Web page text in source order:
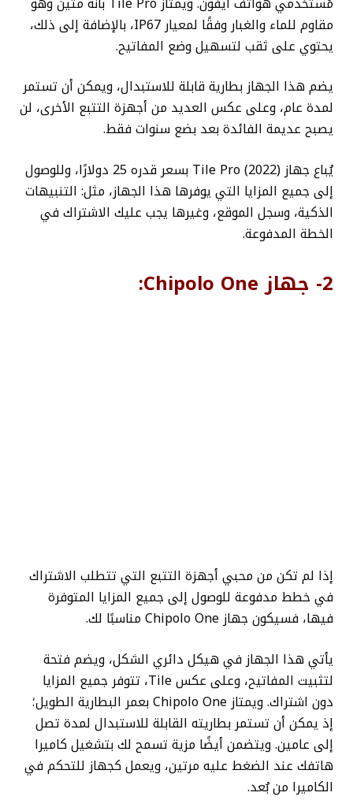
مقاوم للماء والغبار وفقًا لمعيار IP67، بالإضافة إلى ذلك،
يحتوي على ثقب لتسهيل وضع المفاتيح.
يضم هذا الجهاز بطارية قابلة للاستبدال، ويمكن أن تستمر
لمدة عام، وعلى عكس العديد من أجهزة التتبع الأخرى، لن
يصبح عديمة الفائدة بعد بضع سنوات فقط.
يُباع جهاز Tile Pro (2022) بسعر قدره 25 دولارًا، وللوصول
إلى جميع المزايا التي يوفرها هذا الجهاز، مثل: التنبيهات
الذكية، وسجل الموقع، وغيرها يجب عليك الاشتراك في
الخطة المدفوعة.
2- جهاز Chipolo One:
إذا لم تكن من محبي أجهزة التتبع التي تتطلب الاشتراك
في خطط مدفوعة للوصول إلى جميع المزايا المتوفرة
فيها، فسيكون جهاز Chipolo One مناسبًا لك.
يأتي هذا الجهاز في هيكل دائري الشكل، ويضم فتحة
لتثبيت المفاتيح، وعلى عكس Tile، تتوفر جميع المزايا
دون اشتراك. و
يمتاز Chipolo One بعمر البطارية الطويل؛
إذ يمكن أن تستمر بطاريته القابلة للاستبدال لمدة تصل
إلى عامين. ويتضمن أيضًا مزية تسمح لك بتشغيل كاميرا
هاتفك عند الضغط عليه مرتين، ويعمل كجهاز للتحكم في
الكاميرا من بُعد.